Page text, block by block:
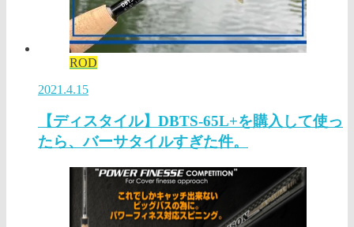
ROD
2021.4.15
【ディスタイル】DBTS-65L+を購入して使っ
たら、バーサタイルすぎた件。